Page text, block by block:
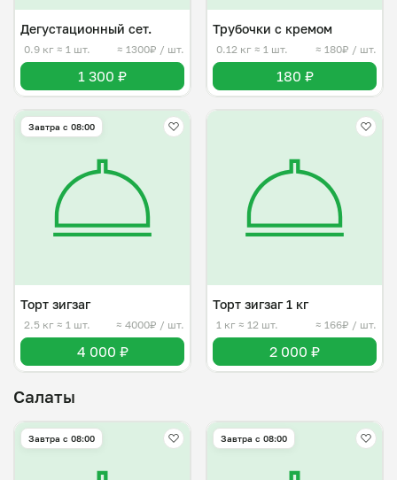
Дегустационный сет.
0.9 кг ≈ 1 шт. ≈ 1300₽ / шт.
1 300 ₽
Трубочки с кремом
0.12 кг ≈ 1 шт. ≈ 180₽ / шт.
180 ₽
Завтра c 08:00
Торт зигзаг
2.5 кг ≈ 1 шт. ≈ 4000₽ / шт.
4 000 ₽
Торт зигзаг 1 кг
1 кг ≈ 12 шт. ≈ 166₽ / шт.
2 000 ₽
Салаты
Завтра c 08:00 Завтра c 08:00